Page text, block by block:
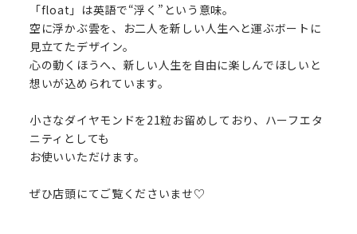
「float」は英語で“浮く”という意味。
空に浮かぶ雲を、お二人を新しい人生へと運ぶボートに
見立てたデザイン。
心の動くほうへ、新しい人生を自由に楽しんでほしいと
想いが込められています。
小さなダイヤモンドを21粒お留めしており、ハーフエタ
ニティとしても
お使いいただけます。
ぜひ店頭にてご覧くださいませ♡